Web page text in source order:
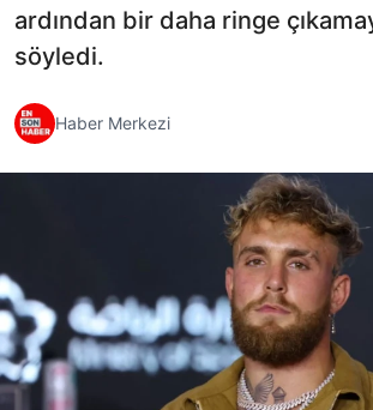
ardından bir daha ringe
söyledi.
Haber Merkezi